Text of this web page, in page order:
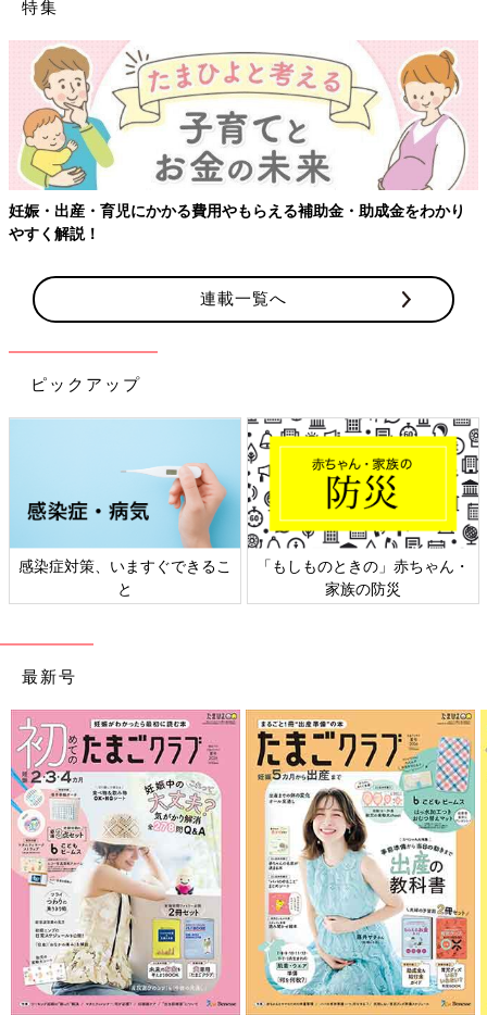
特集
妊娠・出産・育児にかかる費用やもらえる補助金・助成金をわかり
やすく解説！
連載一覧へ
ピックアップ
感染症対策、いますぐできるこ
と
「もしものときの」赤ちゃん・
家族の防災
最新号